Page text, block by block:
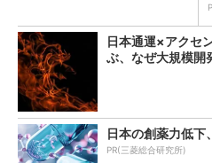
日本通運×アクセ
ぶ、なぜ大規模開
日本の創薬力低下
PR(三菱総合研究所)